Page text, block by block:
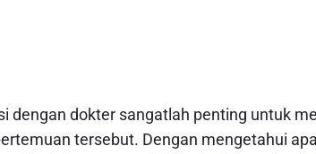
dengan dokter sangatlah penting untuk
tersebut. Dengan mengetahui